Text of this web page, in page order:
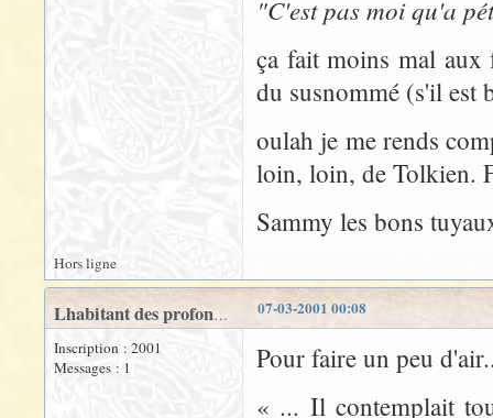
"C'est pas moi qu'a
ça fait moins mal aux
du susnommé (s'il est
oulah je me rends
loin, loin, de Tolkien.
Sammy les bons
Hors ligne
07-03-2001 00:08
Lhabitant des profondeurs
Inscription : 2001
Messages : 1
Pour faire un peu
« ... Il contemplait